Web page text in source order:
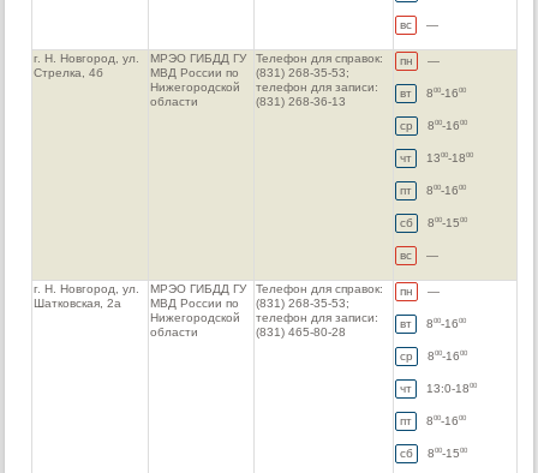
вс —
г. Н. Новгород, ул.
Стрелка, 4б
МРЭО ГИБДД ГУ
МВД России по
Нижегородской
области
Телефон для справок:
(831) 268-35-53;
телефон для записи:
(831) 268-36-13
пн —
вт 800 -1600
ср 800 -1600
чт 1300 -1800
пт 800 -1600
сб 800 -1500
вс —
г. Н. Новгород, ул.
Шатковская, 2а
МРЭО ГИБДД ГУ
МВД России по
Нижегородской
области
Телефон для справок:
(831) 268-35-53;
телефон для записи:
(831) 465-80-28
пн —
вт 800 -1600
ср 800 -1600
чт 13:0-1800
пт 800 -1600
сб 800 -1500